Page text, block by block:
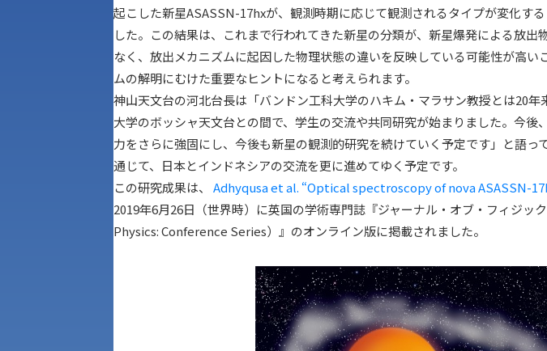
起こした新星ASASSN-17hxが、観測時期に応じて観測されるタイプが変化す
した。この結果は、これまで行われてきた新星の分類が、新星爆発による放
なく、放出メカニズムに起因した物理状態の違いを反映している可能性が高
ムの解明にむけた重要なヒントになると考えられます。
神山天文台の河北台長は「バンドン工科大学のハキム・マラサン教授とは20
大学のボッシャ天文台との間で、学生の交流や共同研究が始まりました。今
力をさらに強固にし、今後も新星の観測的研究を続けていく予定です」と語っ
通じて、日本とインドネシアの交流を更に進めてゆく予定です。
この研究成果は、 Adhyqusa et al. “Optical spectroscopy of nova ASASSN-
2019年6月26日（世界時）に英国の学術専門誌『ジャーナル・オブ・フィジ
Physics: Conference Series）』のオンライン版に掲載されました。